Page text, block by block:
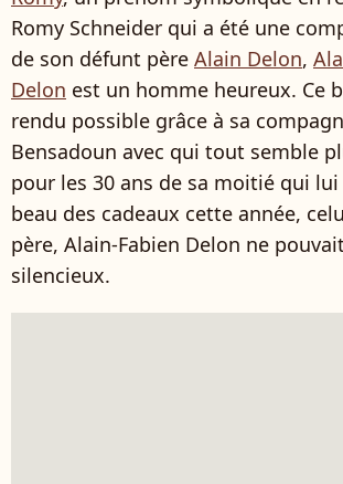
Romy Schneider qui a été une
de son défunt père Alain Delon,
Delon est un homme heureux. Ce
rendu possible grâce à sa
Bensadoun avec qui tout semble
pour les 30 ans de sa moitié qui
beau des cadeaux cette année,
père, Alain-Fabien Delon ne
silencieux.